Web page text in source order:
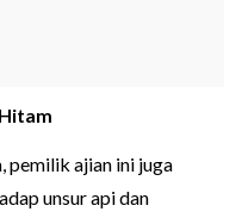
pemilik ajian ini juga
unsur api dan